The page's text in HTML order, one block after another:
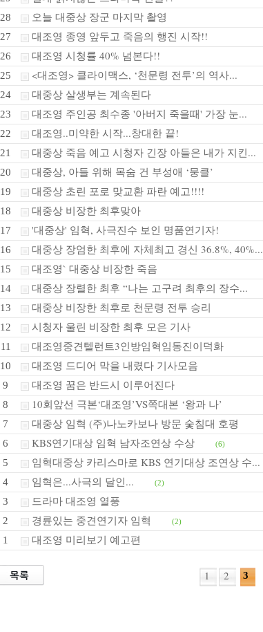
28
오늘 대중상 장군 마지막 촬영
27
대조영 종영 앞두고 죽음의 행진 시작!!
26
대조영 시청률 40% 넘본다!!
25
<대조영> 클라이맥스, ‘천문령 전투’의 역사...
24
대중상 살생부는 계속된다
23
대조영 주인공 최수종 '아버지 죽을때' 가장 눈...
22
대조영..미약한 시작...창대한 끝!
21
대중상 죽음 예고 시청자 긴장 아들은 내가 지킨...
20
대중상, 아들 위해 목숨 건 부성애 ‘뭉클’
19
대중상 초린 포로 맞교환 파란 예고!!!!
18
대중상 비장한 최후맞아
17
'대중상' 임혁, 사극진수 보인 명품연기자!
16
대중상 장엄한 최후에 자체최고 경신 36.8%, 40%...
15
대조영` 대중상 비장한 죽음
14
대중상 장렬한 최후 “나는 고구려 최후의 장수...
13
대중상 비장한 최후로 천문령 전투 승리
12
시청자 울린 비장한 최후 모은 기사
11
대조영중견텔런트3인방임혁임동진이덕화
10
대조영 드디어 막을 내렸다 기사모음
9
대조영 꿈은 반드시 이루어진다
8
10회앞선 극본‘대조영’VS쪽대본 ‘왕과 나’
7
대중상 임혁 (주)나노카보나 방문 숯침대 호평
6
KBS연기대상 임혁 남자조연상 수상 (6)
5
임혁대중상 카리스마로 KBS 연기대상 조연상 수...
4
임혁은...사극의 달인... (2)
3
드라마 대조영 열풍
2
경륜있는 중견연기자 임혁 (2)
1
대조영 미리보기 예고편
1 2 3